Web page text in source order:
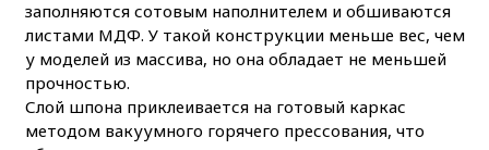
заполняются сотовым наполнителем и обшиваются
листами МДФ. У такой конструкции меньше вес, чем
у моделей из массива, но она обладает не меньшей
прочностью.
Слой шпона приклеивается на готовый каркас
методом вакуумного горячего прессования, что